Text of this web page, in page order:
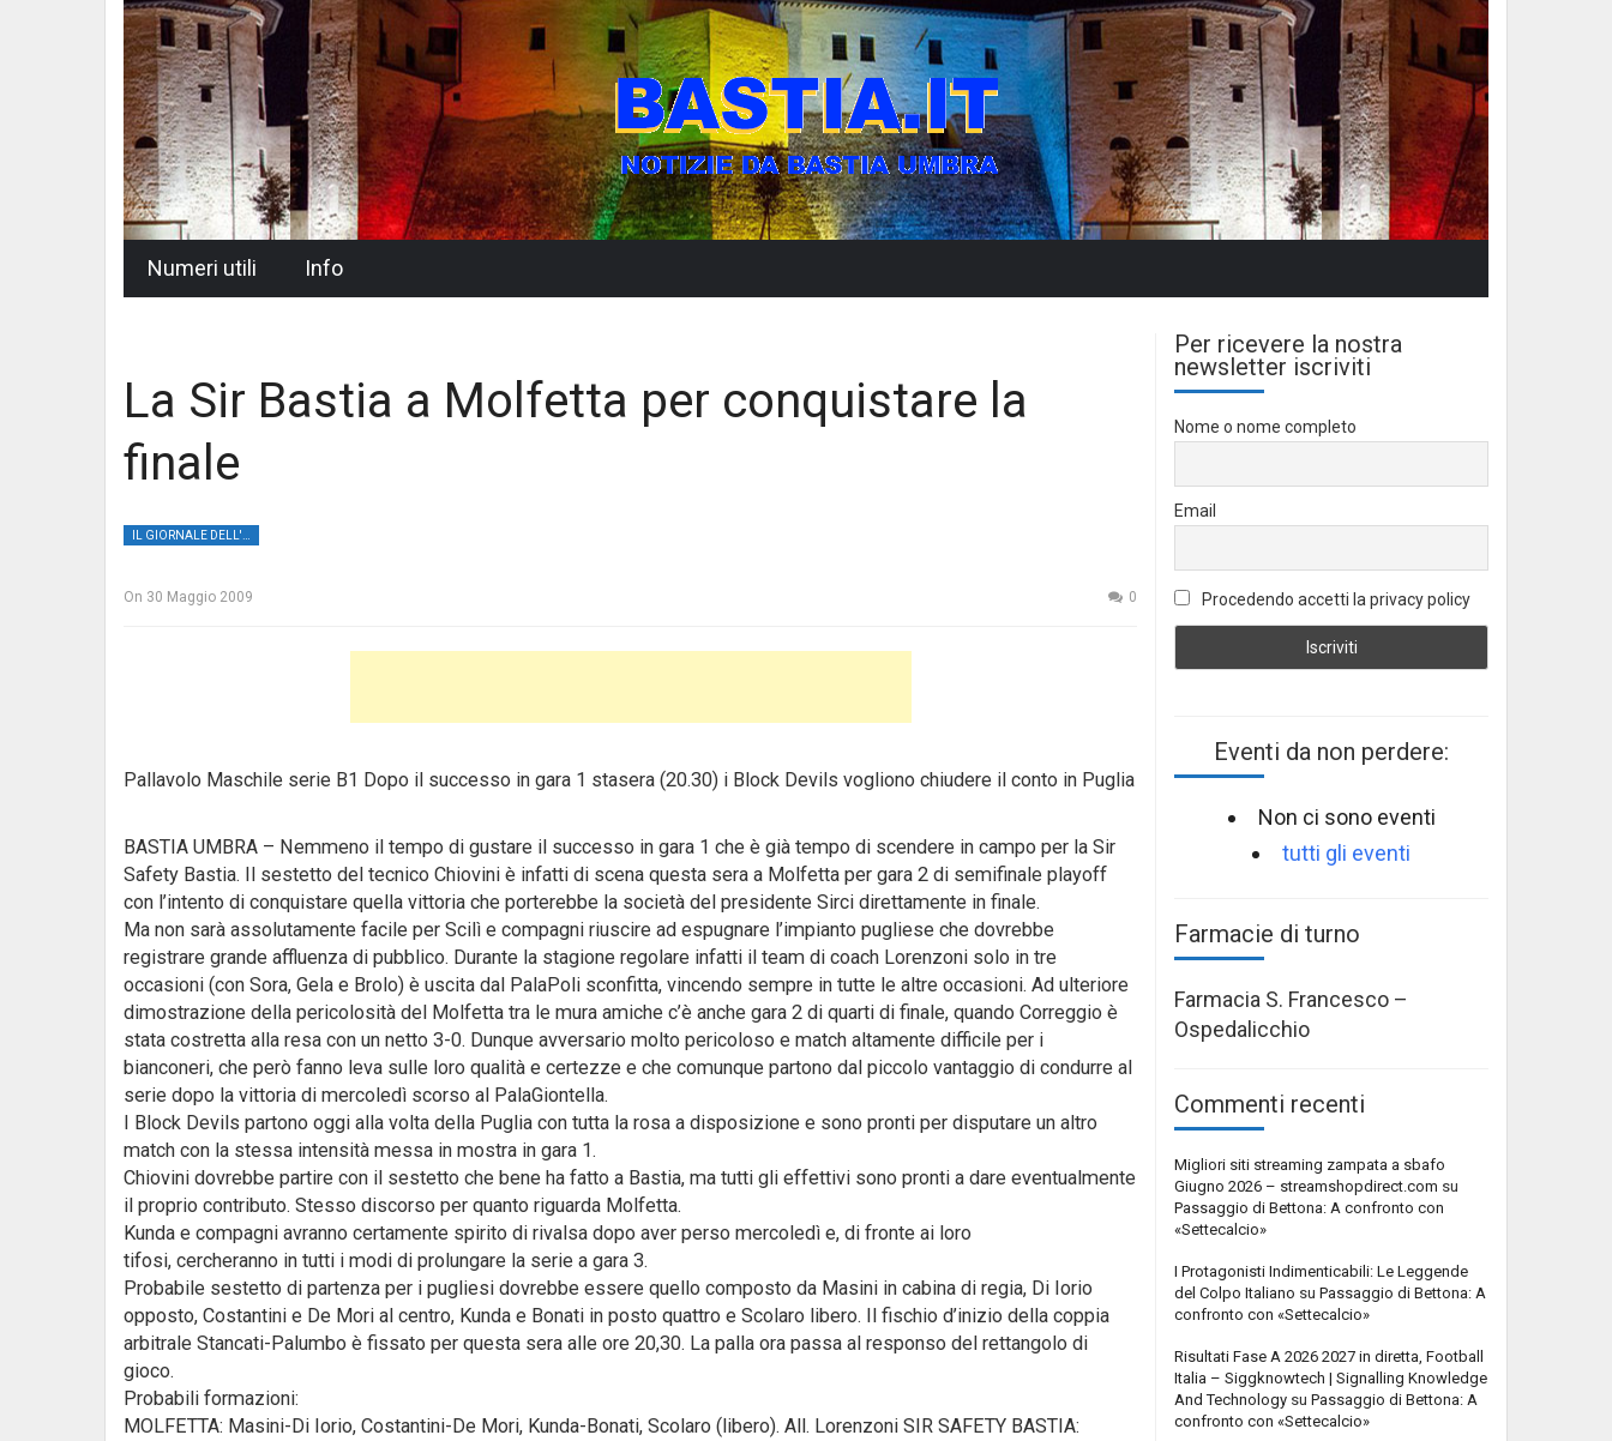
Numeri utili Info
La Sir Bastia a Molfetta per conquistare la
finale
On 30 Maggio 2009 0
Pallavolo Maschile serie B1 Dopo il successo in gara 1 stasera (20.30) i Block Devils vogliono chiudere il conto in Puglia
BASTIA UMBRA – Nemmeno il tempo di gustare il successo in gara 1 che è già tempo di scendere in campo per la Sir
Safety Bastia. Il sestetto del tecnico Chiovini è infatti di scena questa sera a Molfetta per gara 2 di semifinale playoff
con l’intento di conquistare quella vittoria che porterebbe la società del presidente Sirci direttamente in finale.
Ma non sarà assolutamente facile per Scilì e compagni riuscire ad espugnare l’impianto pugliese che dovrebbe
registrare grande affluenza di pubblico. Durante la stagione regolare infatti il team di coach Lorenzoni solo in tre
occasioni (con Sora, Gela e Brolo) è uscita dal PalaPoli sconfitta, vincendo sempre in tutte le altre occasioni. Ad ulteriore
dimostrazione della pericolosità del Molfetta tra le mura amiche c’è anche gara 2 di quarti di finale, quando Correggio è
stata costretta alla resa con un netto 3-0. Dunque avversario molto pericoloso e match altamente difficile per i
bianconeri, che però fanno leva sulle loro qualità e certezze e che comunque partono dal piccolo vantaggio di condurre al
serie dopo la vittoria di mercoledì scorso al PalaGiontella.
I Block Devils partono oggi alla volta della Puglia con tutta la rosa a disposizione e sono pronti per disputare un altro
match con la stessa intensità messa in mostra in gara 1.
Chiovini dovrebbe partire con il sestetto che bene ha fatto a Bastia, ma tutti gli effettivi sono pronti a dare eventualmente
il proprio contributo. Stesso discorso per quanto riguarda Molfetta.
Kunda e compagni avranno certamente spirito di rivalsa dopo aver perso mercoledì e, di fronte ai loro
tifosi, cercheranno in tutti i modi di prolungare la serie a gara 3.
Probabile sestetto di partenza per i pugliesi dovrebbe essere quello composto da Masini in cabina di regia, Di Iorio
opposto, Costantini e De Mori al centro, Kunda e Bonati in posto quattro e Scolaro libero. Il fischio d’inizio della coppia
arbitrale Stancati-Palumbo è fissato per questa sera alle ore 20,30. La palla ora passa al responso del rettangolo di
gioco.
Probabili formazioni:
MOLFETTA: Masini-Di Iorio, Costantini-De Mori, Kunda-Bonati, Scolaro (libero). All. Lorenzoni SIR SAFETY BASTIA:
Per ricevere la nostra
newsletter iscriviti
Nome o nome completo
Email
Procedendo accetti la privacy policy
Eventi da non perdere:
Non ci sono eventi
tutti gli eventi
Farmacie di turno
Farmacia S. Francesco –
Ospedalicchio
Commenti recenti
Migliori siti streaming zampata a sbafo
Giugno 2026 – streamshopdirect.com su
Passaggio di Bettona: A confronto con
«Settecalcio»
I Protagonisti Indimenticabili: Le Leggende
del Colpo Italiano su Passaggio di Bettona: A
confronto con «Settecalcio»
Risultati Fase A 2026 2027 in diretta, Football
Italia – Siggknowtech | Signalling Knowledge
And Technology su Passaggio di Bettona: A
confronto con «Settecalcio»